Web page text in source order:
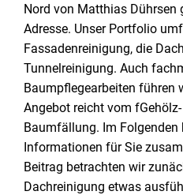
Nord von Matthias Dührsen
Adresse. Unser Portfolio
Fassadenreinigung, die
Tunnelreinigung. Auch
Baumpflegearbeiten führen
Angebot reicht vom
Baumfällung. Im Folgenden
Informationen für Sie
Beitrag betrachten wir
Dachreinigung etwas